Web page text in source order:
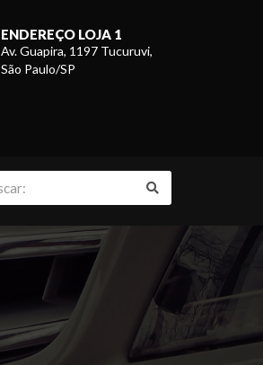
ENDEREÇO LOJA 1
Av. Guapira, 1197 Tucuruvi,
São Paulo/SP